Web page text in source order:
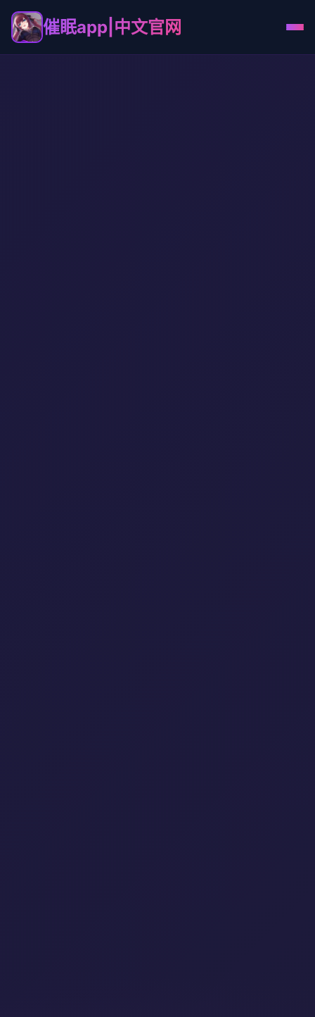
催眠app|中文官网